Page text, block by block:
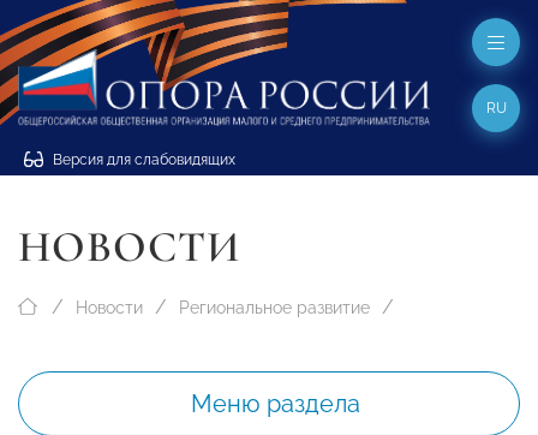
Версия для слабовидящих
RU
НОВОСТИ
Новости Региональное развитие
Меню раздела